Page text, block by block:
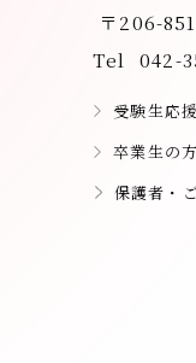
〒206-
Tel
042-
受験生応
卒業生の
保護者・